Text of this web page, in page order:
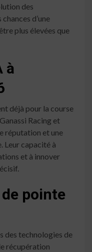
des
d’une
plus élevées que
à
déjà pour la course
Racing et
réputation et une
Leur capacité à
et à innover
pointe
des technologies de
récupération